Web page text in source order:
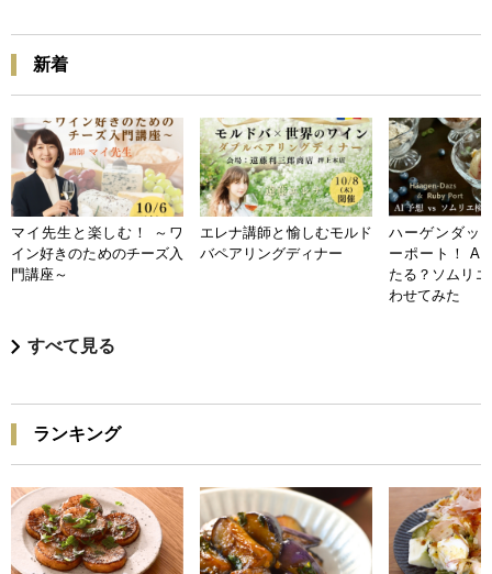
新着
マイ先生と楽しむ！ ～ワ
イン好きのためのチーズ入
門講座～
エレナ講師と愉しむモルド
バペアリングディナー
ハーゲンダッ
ーポート！ AI
たる？ソムリ
わせてみた
すべて見る
ランキング